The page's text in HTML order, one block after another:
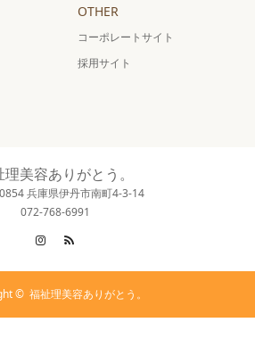
OTHER
コーポレートサイト
採用サイト
美容ありがとう。
兵庫県伊丹市南町4-3-14
072-768-6991
Instagram
© 福祉理美容ありがとう。